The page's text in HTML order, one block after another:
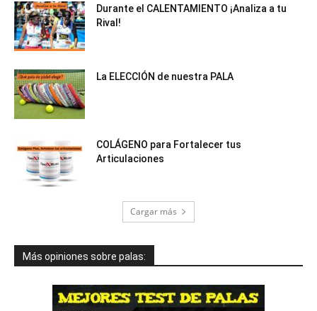
Durante el CALENTAMIENTO ¡Analiza a tu
Rival!
La ELECCIÓN de nuestra PALA
COLÁGENO para Fortalecer tus
Articulaciones
Cargar más
Más opiniones sobre palas: